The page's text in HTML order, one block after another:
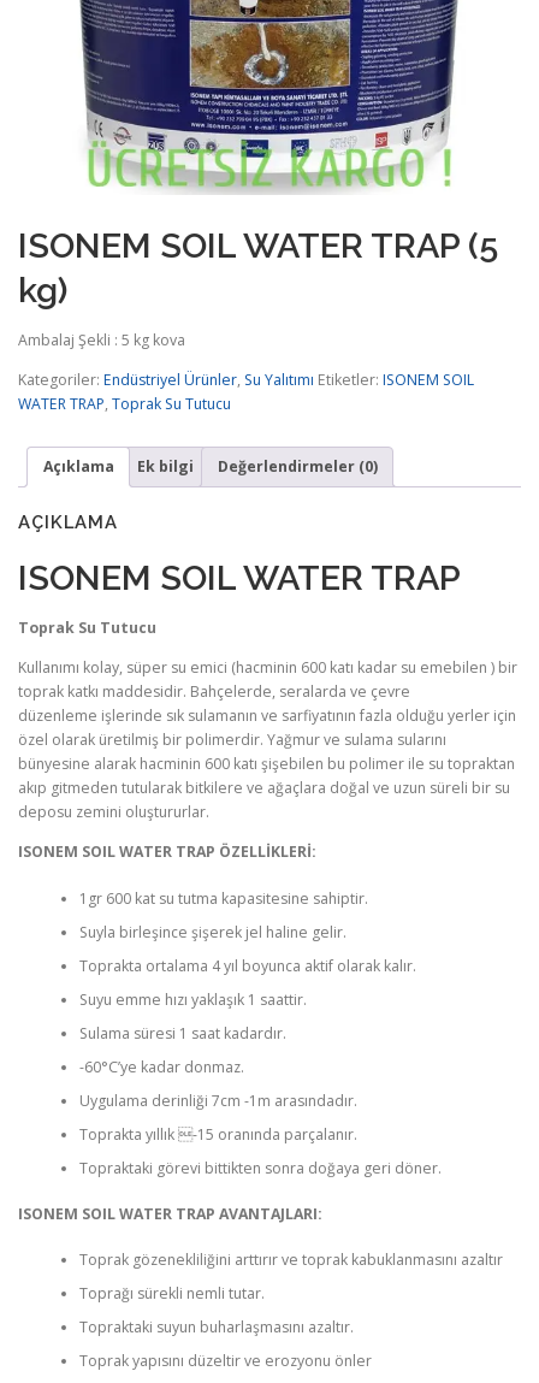
ISONEM SOIL WATER TRAP (5
kg)
Ambalaj Şekli : 5 kg kova
Kategoriler: Endüstriyel Ürünler, Su Yalıtımı Etiketler: ISONEM SOIL
WATER TRAP, Toprak Su Tutucu
Açıklama Ek bilgi Değerlendirmeler (0)
AÇIKLAMA
ISONEM SOIL WATER TRAP
Toprak Su Tutucu
Kullanımı kolay, süper su emici (hacminin 600 katı kadar su emebilen ) bir
toprak katkı maddesidir. Bahçelerde, seralarda ve çevre
düzenleme işlerinde sık sulamanın ve sarfiyatının fazla olduğu yerler için
özel olarak üretilmiş bir polimerdir. Yağmur ve sulama sularını
bünyesine alarak hacminin 600 katı şişebilen bu polimer ile su topraktan
akıp gitmeden tutularak bitkilere ve ağaçlara doğal ve uzun süreli bir su
deposu zemini oluştururlar.
ISONEM SOIL WATER TRAP ÖZELLİKLERİ:
1gr 600 kat su tutma kapasitesine sahiptir.
Suyla birleşince şişerek jel haline gelir.
Toprakta ortalama 4 yıl boyunca aktif olarak kalır.
Suyu emme hızı yaklaşık 1 saattir.
Sulama süresi 1 saat kadardır.
-60°C’ye kadar donmaz.
Uygulama derinliği 7cm -1m arasındadır.
Toprakta yıllık -15 oranında parçalanır.
Topraktaki görevi bittikten sonra doğaya geri döner.
ISONEM SOIL WATER TRAP AVANTAJLARI:
Toprak gözenekliliğini arttırır ve toprak kabuklanmasını azaltır
Toprağı sürekli nemli tutar.
Topraktaki suyun buharlaşmasını azaltır.
Toprak yapısını düzeltir ve erozyonu önler